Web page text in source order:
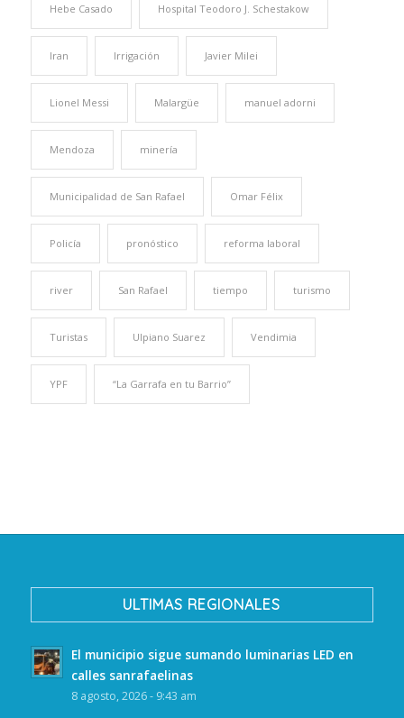
Hebe Casado Hospital Teodoro J. Schestakow
Iran Irrigación Javier Milei
Lionel Messi Malargüe manuel adorni
Mendoza minería
Municipalidad de San Rafael Omar Félix
Policía pronóstico reforma laboral
river San Rafael tiempo turismo
Turistas Ulpiano Suarez Vendimia
YPF “La Garrafa en tu Barrio”
ULTIMAS REGIONALES
El municipio sigue sumando luminarias LED en
calles sanrafaelinas
8 agosto, 2026 - 9:43 am